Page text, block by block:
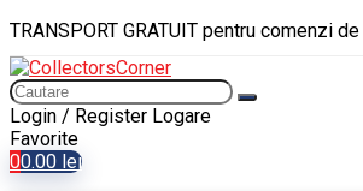
TRANSPORT GRATUIT pentru comenzi
Login / Register Logare
Favorite
00.00 lei